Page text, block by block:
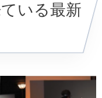
いる最新